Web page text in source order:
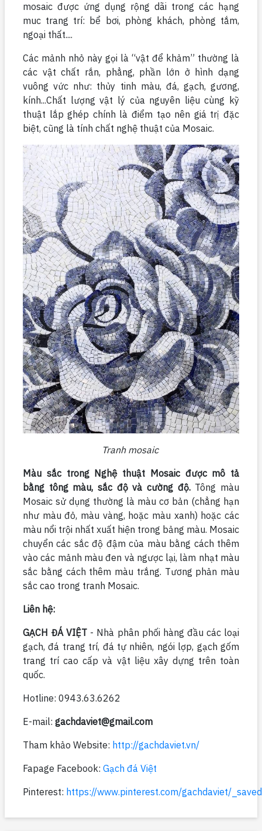
mosaic được ứng dụng rộng dãi trong các hạng
muc trang trí: bể bơi, phòng khách, phòng tắm,
ngoại thất....
Các mảnh nhỏ này gọi là “vật để khảm” thường là
các vật chất rắn, phẳng, phần lớn ở hình dạng
vuông vức như: thủy tinh màu, đá, gạch, gương,
kính...Chất lượng vật lý của nguyên liệu cùng kỹ
thuật lắp ghép chính là điểm tạo nên giá trị đặc
biệt, cũng là tính chất nghệ thuật của Mosaic.
Tranh mosaic
Màu sắc trong Nghệ thuật Mosaic được mô tả
bằng tông màu, sắc độ và cường độ.Tông màu
Mosaic sử dụng thường là màu cơ bản (chẳng hạn
như màu đỏ, màu vàng, hoặc màu xanh) hoặc các
màu nổi trội nhất xuất hiện trong bảng màu. Mosaic
chuyển các sắc độ đậm của màu bằng cách thêm
vào các mảnh màu đen và ngược lại, làm nhạt màu
sắc bằng cách thêm màu trắng. Tương phản màu
sắc cao trong tranh Mosaic.
Liên hệ:
GẠCH ĐÁ VIỆT - Nhà phân phối hàng đầu các loại
gạch, đá trang trí, đá tự nhiên, ngói lợp, gạch gốm
trang trí cao cấp và vật liệu xây dựng trên toàn
quốc.
Hotline: 0943.63.6262
E-mail: gachdaviet@gmail.com
Tham khảo Website: http://gachdaviet.vn/
Fapage Facebook: Gạch đá Việt
Pinterest: https://www.pinterest.com/gachdaviet/